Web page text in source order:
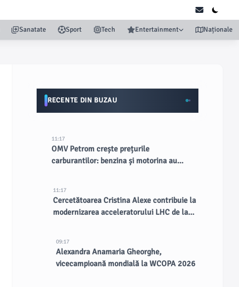
Sanatate Sport Tech Entertainment Naționale
RECENTE DIN BUZAU
11:17
OMV Petrom crește prețurile
carburantilor: benzina și motorina au
11:17
Cercetătoarea Cristina Alexe contribuie la
modernizarea acceleratorului LHC de la
09:17
Alexandra Anamaria Gheorghe,
vicecampioană mondială la WCOPA 2026